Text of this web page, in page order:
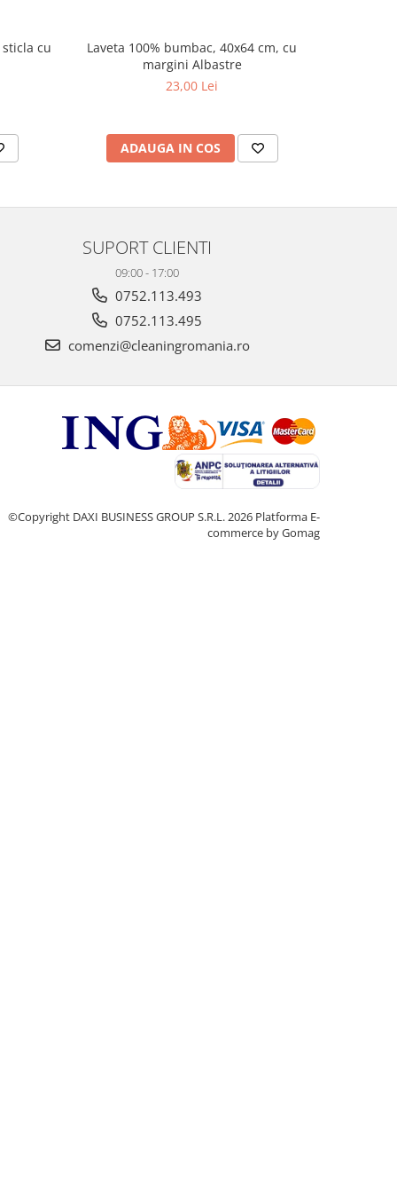
cu
Laveta 100% bumbac, 40x64 cm, cu
margini Albastre
23,00 Lei
ADAUGA IN COS
SUPORT CLIENTI
09:00 - 17:00
0752.113.493
0752.113.495
comenzi@cleaningromania.ro
©Copyright DAXI BUSINESS GROUP S.R.L. 2026 Platforma E-
commerce by Gomag